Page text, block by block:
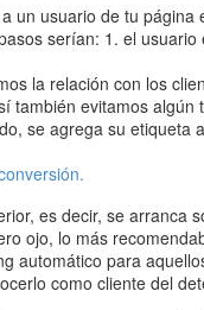
un usuario de tu
serían: 1. el
la relación con los
también evitamos
se agrega su
es decir, se arranca
ojo, lo más
automático para
como cliente del